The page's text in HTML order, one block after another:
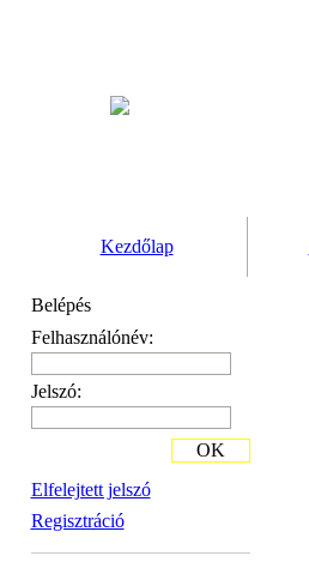
Kezdőlap
Belépés
Felhasználónév:
Jelszó:
Elfelejtett jelszó
Regisztráció
OK